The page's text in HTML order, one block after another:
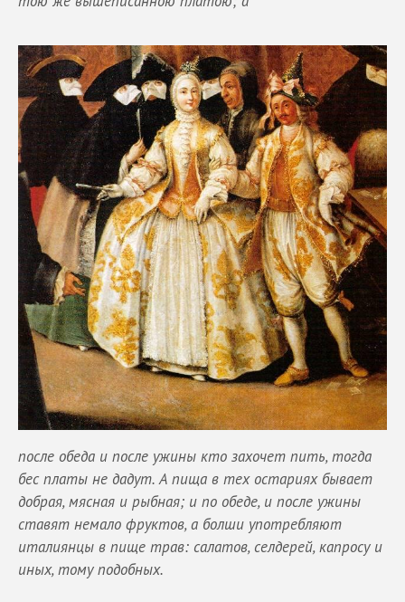
после обеда и после ужины кто захочет пить, тогда
бес платы не дадут. А пища в тех остариях бывает
добрая, мясная и рыбная; и по обеде, и после ужины
ставят немало фруктов, а болши употребляют
италиянцы в пище трав: салатов, селдерей, капросу и
иных, тому подобных.